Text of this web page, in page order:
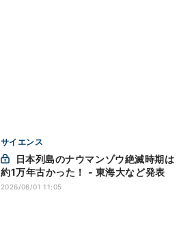
サイエンス
約1万年古かった！ - 東海大など発表
2026/06/01 11:05